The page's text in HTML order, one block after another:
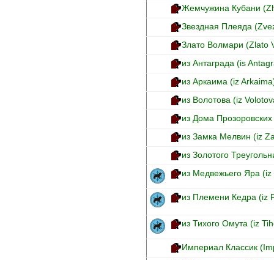
Жемчужина Кубани
Звездная Плеяда
Злато Волмари (Zlato
из Антаграда (is
из Аркаима (iz
из Волотова (iz
из Дома
из Замка Мелвин (iz
из Золотого
из Медвежьего Яра
из Племени Кедра (iz
из Тихого Омута (iz
Империал Классик